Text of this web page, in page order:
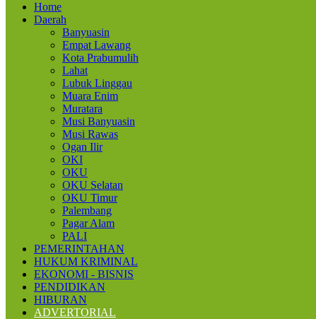
Home
Daerah
Banyuasin
Empat Lawang
Kota Prabumulih
Lahat
Lubuk Linggau
Muara Enim
Muratara
Musi Banyuasin
Musi Rawas
Ogan Ilir
OKI
OKU
OKU Selatan
OKU Timur
Palembang
Pagar Alam
PALI
PEMERINTAHAN
HUKUM KRIMINAL
EKONOMI - BISNIS
PENDIDIKAN
HIBURAN
ADVERTORIAL